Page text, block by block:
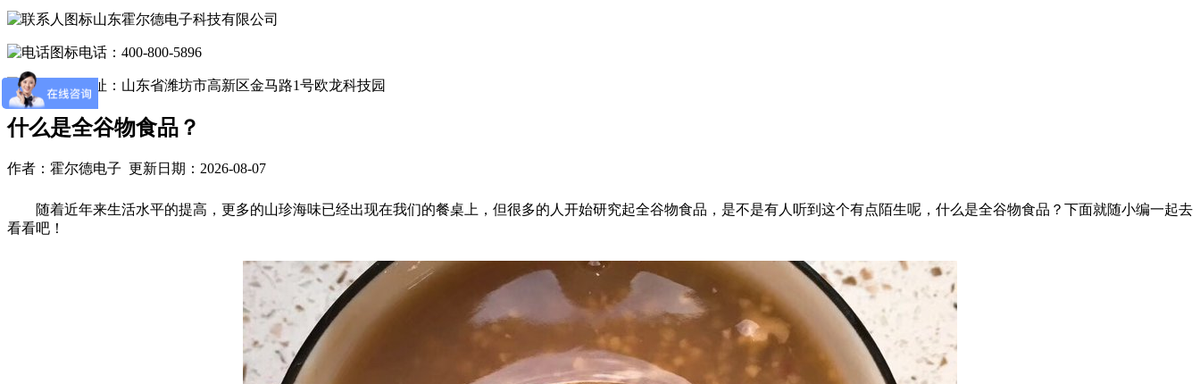
山东霍尔德电子科技有限公司
电话：400-800-5896
地址：山东省潍坊市高新区金马路1号欧龙科技园
什么是全谷物食品？
作者：霍尔德电子 更新日期：2026-08-07
随着近年来生活水平的提高，更多的山珍海味已经出现在我们的餐桌上，但很多的人开始研究起全谷物食品，是不是有人听到这个有点陌生呢，什么是全谷物食品？下面就随小编一起去
看看吧！